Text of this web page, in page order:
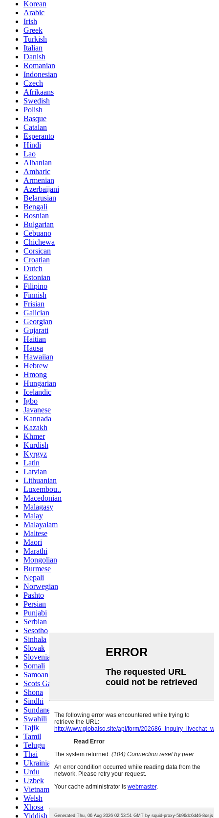
Korean
Arabic
Irish
Greek
Turkish
Italian
Danish
Romanian
Indonesian
Czech
Afrikaans
Swedish
Polish
Basque
Catalan
Esperanto
Hindi
Lao
Albanian
Amharic
Armenian
Azerbaijani
Belarusian
Bengali
Bosnian
Bulgarian
Cebuano
Chichewa
Corsican
Croatian
Dutch
Estonian
Filipino
Finnish
Frisian
Galician
Georgian
Gujarati
Haitian
Hausa
Hawaiian
Hebrew
Hmong
Hungarian
Icelandic
Igbo
Javanese
Kannada
Kazakh
Khmer
Kurdish
Kyrgyz
Latin
Latvian
Lithuanian
Luxembou..
Macedonian
Malagasy
Malay
Malayalam
Maltese
Maori
Marathi
Mongolian
Burmese
Nepali
Norwegian
Pashto
Persian
Punjabi
Serbian
Sesotho
Sinhala
Slovak
Slovenian
Somali
Samoan
Scots Gaelic
Shona
Sindhi
Sundanese
Swahili
Tajik
Tamil
Telugu
Thai
Ukrainian
Urdu
Uzbek
Vietnamese
Welsh
Xhosa
Yiddish